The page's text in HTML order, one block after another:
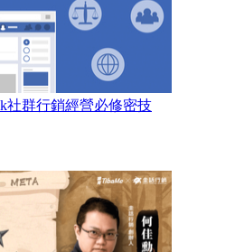
社群行銷經營必修密技